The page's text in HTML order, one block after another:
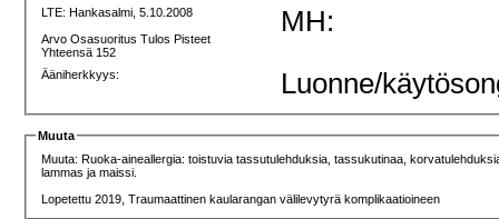
LTE:Hankasalmi, 5.10.2008
Arvo Osasuoritus Tulos Pisteet
Yhteensä 152
MH:
Ääniherkkyys: Luonne/
Muuta
Muuta: Ruoka-aineallergia: toistuvia tassutulehduksia, tassukutinaa,
lammas ja maissi.
Lopetettu 2019, Traumaattinen kaularangan välilevytyrä komplikaatioineen